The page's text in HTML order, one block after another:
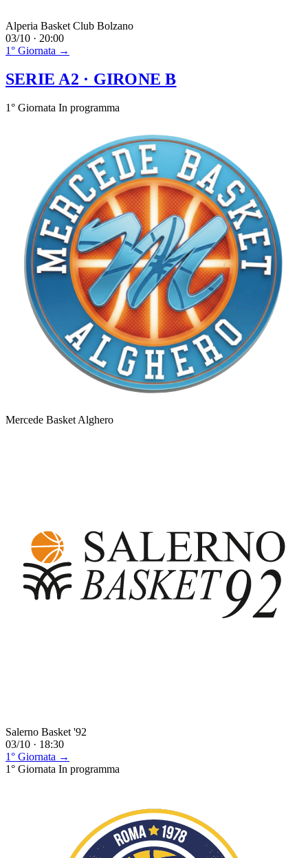
Alperia Basket Club Bolzano
03/10 · 20:00
1° Giornata →
SERIE A2 · GIRONE B
1° Giornata In programma
Mercede Basket Alghero
Salerno Basket '92
03/10 · 18:30
1° Giornata →
1° Giornata In programma